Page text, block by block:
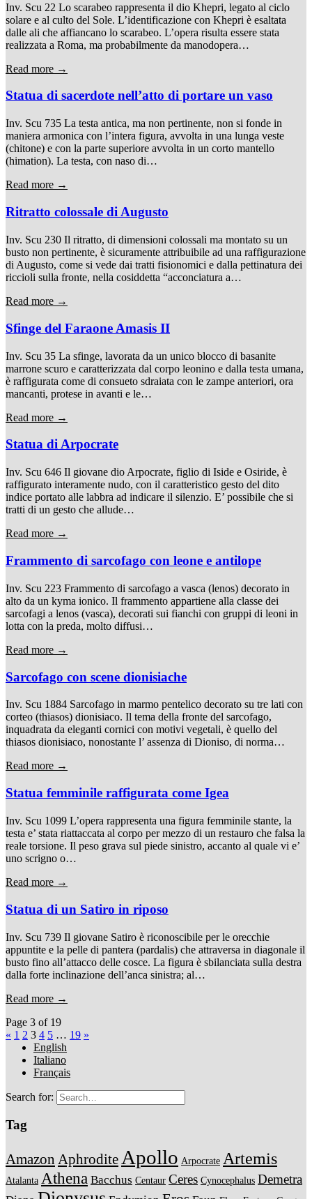
Inv. Scu 22 Lo scarabeo rappresenta il dio Khepri, legato al ciclo
solare e al culto del Sole. L’identificazione con Khepri è esaltata
dalle ali che affiancano lo scarabeo. L’opera risulta essere stata
realizzata a Roma, ma probabilmente da manodopera…
Read more →
Statua di sacerdote nell’atto di portare un vaso
Inv. Scu 735 La testa antica, ma non pertinente, non si fonde in
maniera armonica con l’intera figura, avvolta in una lunga veste
(chitone) e con la parte superiore avvolta in un corto mantello
(himation). La testa, con naso di…
Read more →
Ritratto colossale di Augusto
Inv. Scu 230 Il ritratto, di dimensioni colossali ma montato su un
busto non pertinente, è sicuramente attribuibile ad una raffigurazione
di Augusto, come si vede dai tratti fisionomici e dalla pettinatura dei
riccioli sulla fronte, nella cosiddetta “acconciatura a…
Read more →
Sfinge del Faraone Amasis II
Inv. Scu 35 La sfinge, lavorata da un unico blocco di basanite
marrone scuro e caratterizzata dal corpo leonino e dalla testa umana,
è raffigurata come di consueto sdraiata con le zampe anteriori, ora
mancanti, protese in avanti e le…
Read more →
Statua di Arpocrate
Inv. Scu 646 Il giovane dio Arpocrate, figlio di Iside e Osiride, è
raffigurato interamente nudo, con il caratteristico gesto del dito
indice portato alle labbra ad indicare il silenzio. E’ possibile che si
tratti di un gesto che allude…
Read more →
Frammento di sarcofago con leone e antilope
Inv. Scu 223 Frammento di sarcofago a vasca (lenos) decorato in
alto da un kyma ionico. Il frammento appartiene alla classe dei
sarcofagi a lenos (vasca), decorati sui fianchi con gruppi di leoni in
lotta con la preda, molto diffusi…
Read more →
Sarcofago con scene dionisiache
Inv. Scu 1884 Sarcofago in marmo pentelico decorato su tre lati con
corteo (thiasos) dionisiaco. Il tema della fronte del sarcofago,
inquadrata da eleganti cornici con motivi vegetali, è quello del
thiasos dionisiaco, nonostante l’ assenza di Dioniso, di norma…
Read more →
Statua femminile raffigurata come Igea
Inv. Scu 1099 L’opera rappresenta una figura femminile stante, la
testa e’ stata riattaccata al corpo per mezzo di un restauro che falsa la
reale torsione. Il peso grava sul piede sinistro, accanto al quale vi e’
uno scrigno o…
Read more →
Statua di un Satiro in riposo
Inv. Scu 739 Il giovane Satiro è riconoscibile per le orecchie
appuntite e la pelle di pantera (pardalis) che attraversa in diagonale il
busto fino all’attacco delle cosce. La figura è sbilanciata sulla destra
dalla forte inclinazione dell’anca sinistra; al…
Read more →
Page 3 of 19
« 1 2 3 4 5 … 19 »
English
Italiano
Français
Search for:
Tag
Amazon Aphrodite Apollo Arpocrate Artemis
Atalanta Athena Bacchus Centaur Ceres Cynocephalus Demetra